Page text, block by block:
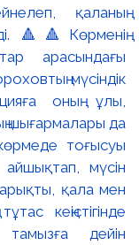
қаланың
🔺🔺Көрменің
арасындағы
мүсіндік
оның ұлы,
шығармалары да
тоғысуы
айшықтап, мүсін
қала мен
кеңістігінде
дейін